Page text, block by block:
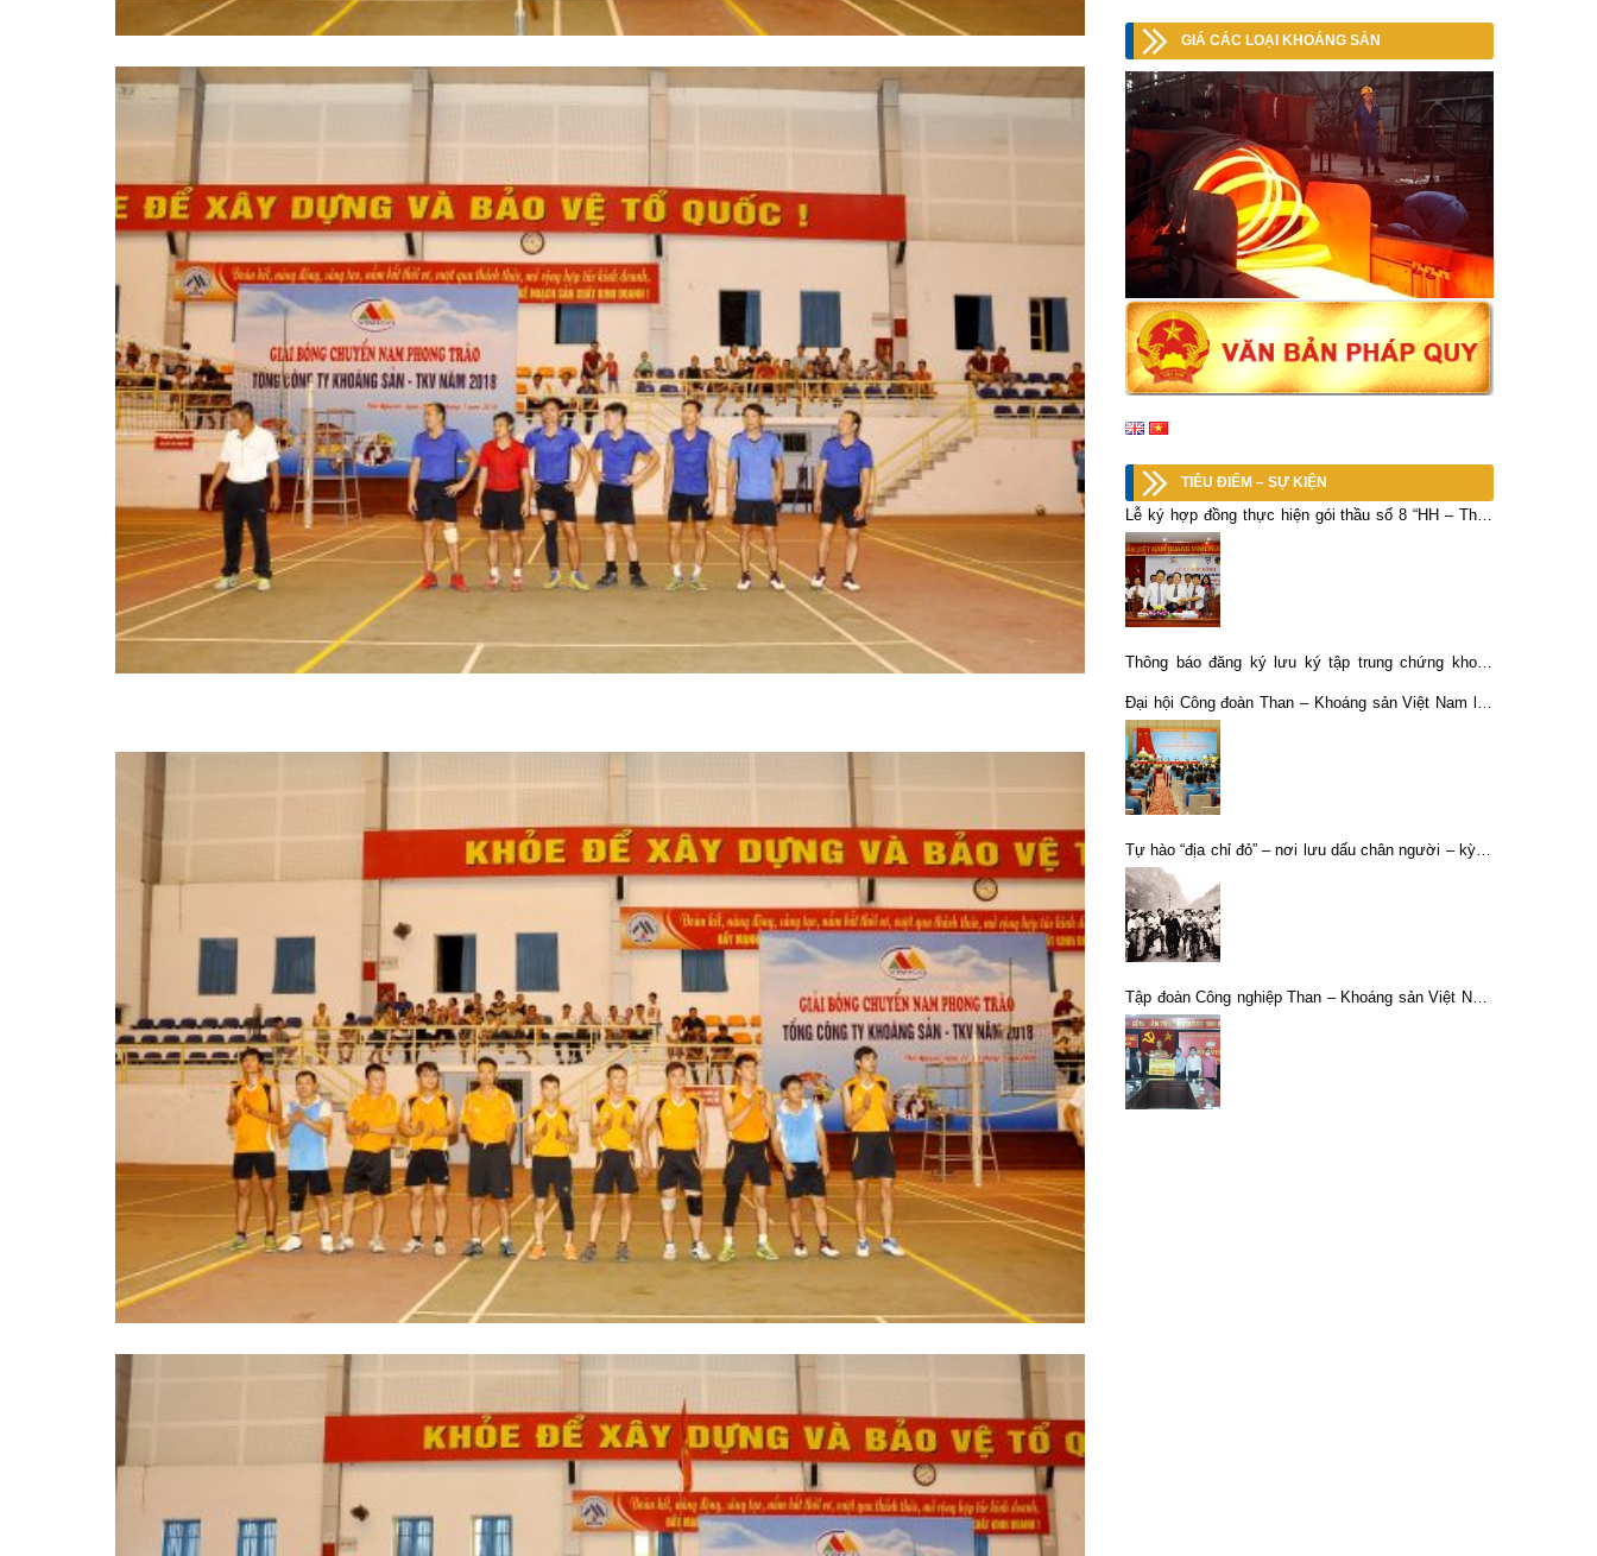
GIÁ CÁC LOẠI KHOÁNG SẢN
TIÊU ĐIỂM – SỰ KIỆN
Lễ ký hợp đồng thực hiện gói thầu số 8 “HH – Thiết
kế, cung cấp thiết bị, vật tư và lắp đặt Nhà máy
luyện đồng công suất 20.000 tấn/năm”.
Thông báo đăng ký lưu ký tập trung chứng khoán
Đại hội Công đoàn Than – Khoáng sản Việt Nam lần
thứ VI, nhiệm kỳ 2023-2028 thành công tốt đẹp.
Tự hào “địa chỉ đỏ” – nơi lưu dấu chân người – kỳ 2:
68 năm kiên định một con đường
Tập đoàn Công nghiệp Than – Khoáng sản Việt Nam
góp sức cùng các địa phương phòng chống dịch
bệnh COVID – 19